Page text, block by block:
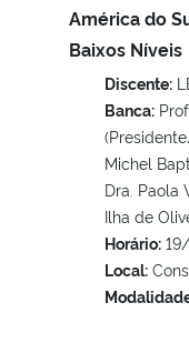
América do
Baixos Níveis
Discente:
Banca:
Michel
Dra. Paola
Ilha de
Horário:
Local: